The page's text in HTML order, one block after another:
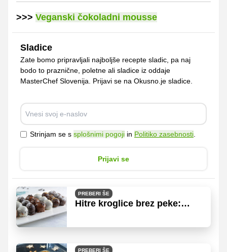
>>> Veganski čokoladni mousse
Sladice
Zate bomo pripravljali najboljše recepte sladic, pa naj
bodo to praznične, poletne ali sladice iz oddaje
MasterChef Slovenija. Prijavi se na Okusno.je sladice.
Strinjam se s splošnimi pogoji in Politiko zasebnosti.
Prijavi se
PREBERI ŠE
Hitre kroglice brez peke:
PREBERI ŠE